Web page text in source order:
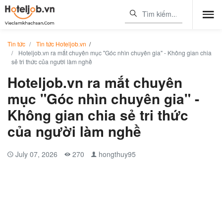
Tin tức Tin tức Hoteljob.vn /
Hoteljob.vn ra mắt chuyên mục "Góc nhìn chuyên gia" - Không gian chia
sẻ tri thức của người làm nghề
Hoteljob.vn ra mắt chuyên
mục "Góc nhìn chuyên gia" -
Không gian chia sẻ tri thức
của người làm nghề
July 07, 2026 270 hongthuy95